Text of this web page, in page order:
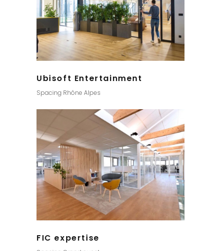
Ubisoft Entertainment
Spacing Rhône Alpes
FIC expertise